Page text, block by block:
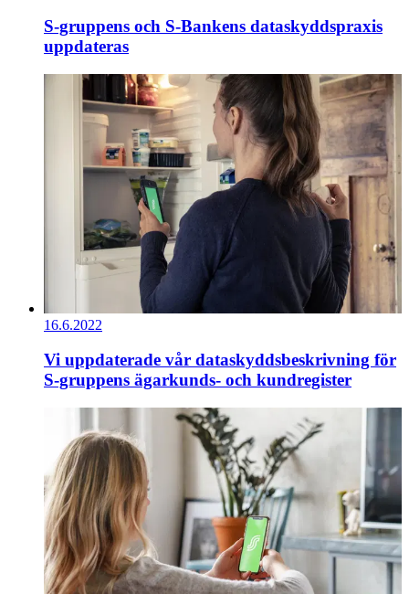
S-gruppens och S-Bankens dataskyddspraxis
uppdateras
16.6.2022
Vi uppdaterade vår dataskyddsbeskrivning för
S-gruppens ägarkunds- och kundregister